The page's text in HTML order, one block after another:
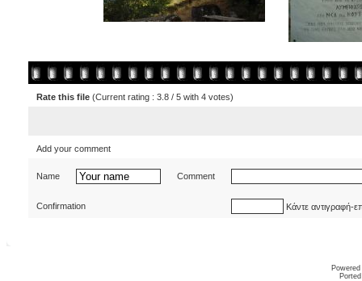
Rate this file (Current rating : 3.8 / 5 with 4 votes)
Add your comment
Name Comment
Confirmation Κάντε αντιγραφή-